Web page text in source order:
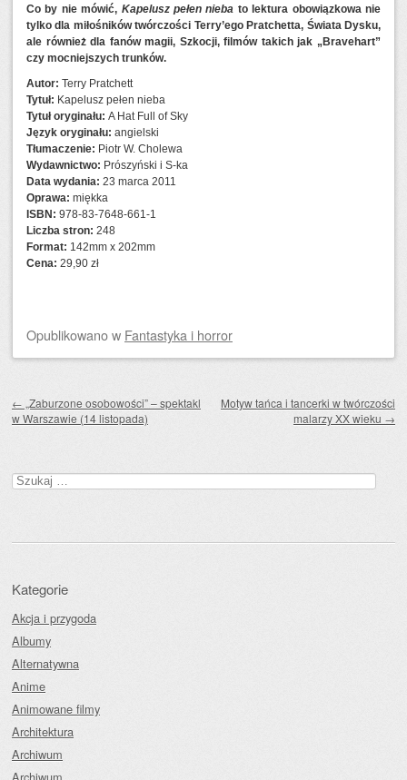
Co by nie mówić, Kapelusz pełen nieba to lektura obowiązkowa nie
tylko dla miłośników twórczości Terry’ego Pratchetta, Świata Dysku,
ale również dla fanów magii, Szkocji, filmów takich jak „Bravehart”
czy mocniejszych trunków.
Autor: Terry Pratchett
Tytuł: Kapelusz pełen nieba
Tytuł oryginału: A Hat Full of Sky
Język oryginału: angielski
Tłumaczenie: Piotr W. Cholewa
Wydawnictwo: Prószyński i S-ka
Data wydania: 23 marca 2011
Oprawa: miękka
ISBN: 978-83-7648-661-1
Liczba stron: 248
Format: 142mm x 202mm
Cena: 29,90 zł
Opublikowanow Fantastyka i horror
← „Zaburzone osobowości” – spektakl
w Warszawie (14 listopada)
Motyw tańca i tancerki w twórczości
malarzy XX wieku →
Szukaj:
Kategorie
Akcja i przygoda
Albumy
Alternatywna
Anime
Animowane filmy
Architektura
Archiwum